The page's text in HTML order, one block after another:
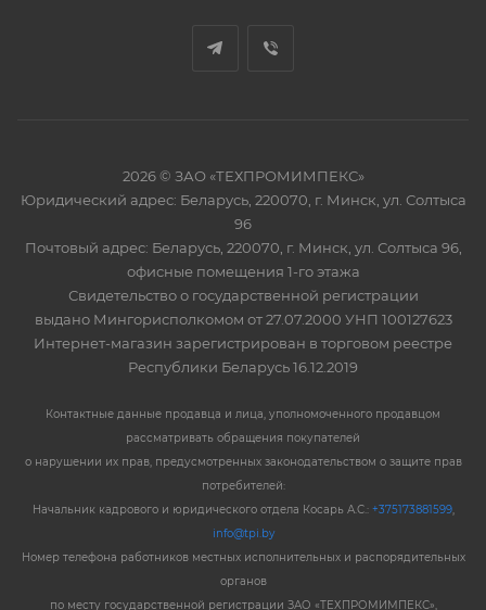
2026 © ЗАО «ТЕХПРОМИМПЕКС»
Юридический адрес: Беларусь, 220070, г. Минск, ул. Солтыса
96
Почтовый адрес: Беларусь, 220070, г. Минск, ул. Солтыса 96,
офисные помещения 1-го этажа
Свидетельство о государственной регистрации
выдано Мингорисполкомом от 27.07.2000 УНП 100127623
Интернет-магазин зарегистрирован в торговом реестре
Республики Беларусь 16.12.2019
Контактные данные продавца и лица, уполномоченного продавцом
рассматривать обращения покупателей
о нарушении их прав, предусмотренных законодательством о защите прав
потребителей:
Начальник кадрового и юридического отдела Косарь А.С.: +375173881599,
info@tpi.by
Номер телефона работников местных исполнительных и распорядительных
органов
по месту государственной регистрации ЗАО «ТЕХПРОМИМПЕКС»,